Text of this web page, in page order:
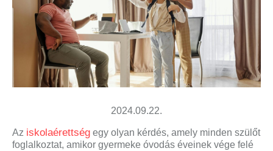
2024.09.22.
Az iskolaérettség egy olyan kérdés, amely minden szülőt
foglalkoztat, amikor gyermeke óvodás éveinek vége felé